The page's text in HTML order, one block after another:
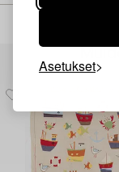
Asetukset